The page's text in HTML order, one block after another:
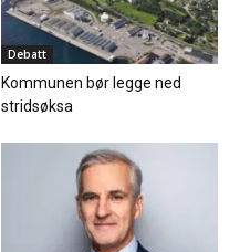
Debatt
Kommunen bør legge ned
stridsøksa